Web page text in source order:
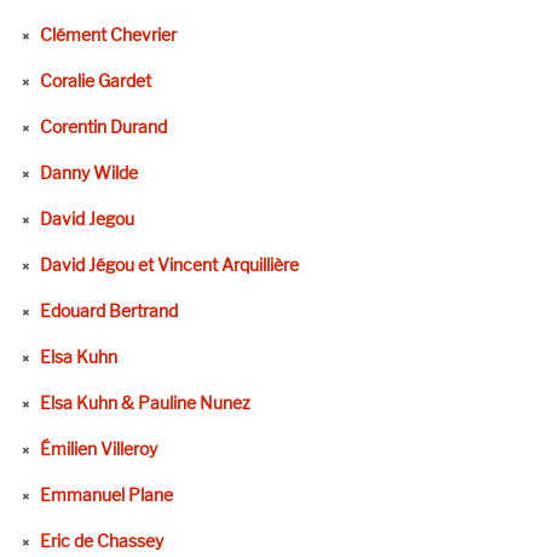
Clément Chevrier
Coralie Gardet
Corentin Durand
Danny Wilde
David Jegou
David Jégou et Vincent Arquillière
Edouard Bertrand
Elsa Kuhn
Elsa Kuhn & Pauline Nunez
Émilien Villeroy
Emmanuel Plane
Eric de Chassey